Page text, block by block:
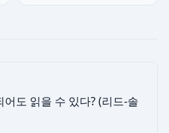
도 읽을 수 있다? (리드-솔